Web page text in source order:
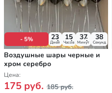
- 5% 23
Дней
15
Часов
37
Минут
36
Секунд
Воздушные шары черные и
хром серебро
Цена:
175 руб. 185 руб.